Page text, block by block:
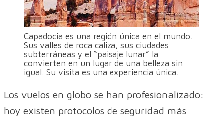
Capadocia es una región única en el mundo.
Sus valles de roca caliza, sus ciudades
subterráneas y el “paisaje lunar” la
convierten en un lugar de una belleza sin
igual. Su visita es una experiencia única.
Los vuelos en globo se han profesionalizado:
hoy existen protocolos de seguridad más